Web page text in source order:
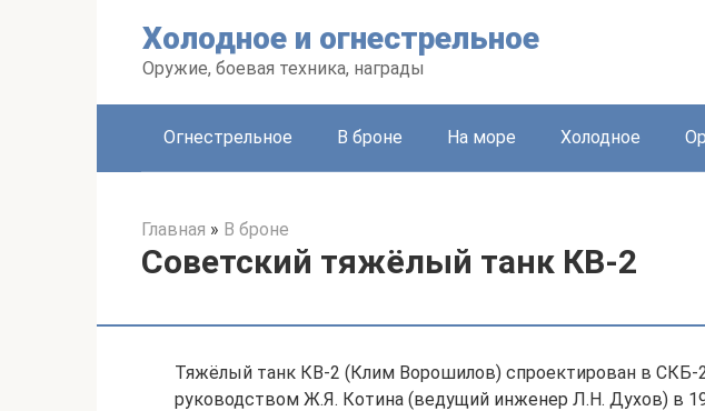
Холодное и огнестрельное
Оружие, боевая техника, награды
Огнестрельное В броне На море Холодное
Главная » В броне
Советский тяжёлый танк КВ-2
Тяжёлый танк КВ-2 (Клим Ворошилов) спроектирован в СКБ-
руководством Ж.Я. Котина (ведущий инженер Л.Н. Духов) в